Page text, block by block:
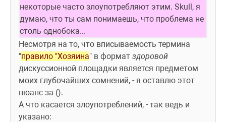
некоторые часто злоупотребляют этим. Skull, я
думаю, что ты сам понимаешь, что проблема не
столь однобока...
Несмотря на то, что вписываемость термина
"правило "Хозяина" в формат здоровой
дискуссионной площадки является предметом
моих глубочайших сомнений, - я оставлю этот
нюанс за ().
А что касается злоупотреблений, - так ведь и
указано: